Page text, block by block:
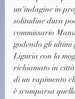
un'indagine in
solitudine dura
commissario
godendo gli
Liguria con la
richiamato in
di un rapimento
è scomparsa